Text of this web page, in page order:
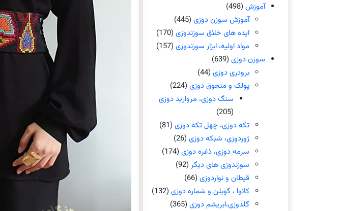
آموزش (498)
آموزش سوزن دوزی (445)
ایده های خلاق سوزندوزی (170)
مواد اولیه، ابزار سوزندوزی (157)
سوزن دوزی (639)
برودری دوزی (44)
پولک و منجوق دوزی (224)
سنگ دوزی، مروارید دوزی
(205)
تکه دوزی، چهل تکه دوزی (81)
ژوردوزی، شبکه دوزی (26)
سرمه دوزی، ذغره دوزی (174)
سوزندوزی های دیگر (92)
قیطان و نواردوزی (66)
کانوا ، گوبلن و شماره دوزی (132)
گلدوزی،ابریشم دوزی (365)